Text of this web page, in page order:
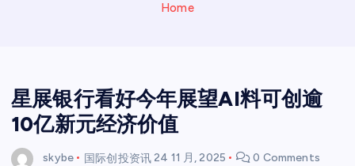
Home
星展银行看好今年展望AI料可创逾
10亿新元经济价值
skybe 国际创投资讯 24 11 月, 2025 0 Comments